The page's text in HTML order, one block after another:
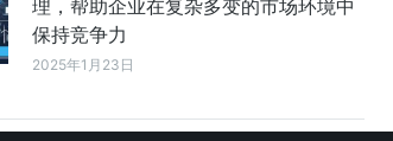
理，帮助企业在复杂多变的市场环境中
保持竞争力
2025年1月23日